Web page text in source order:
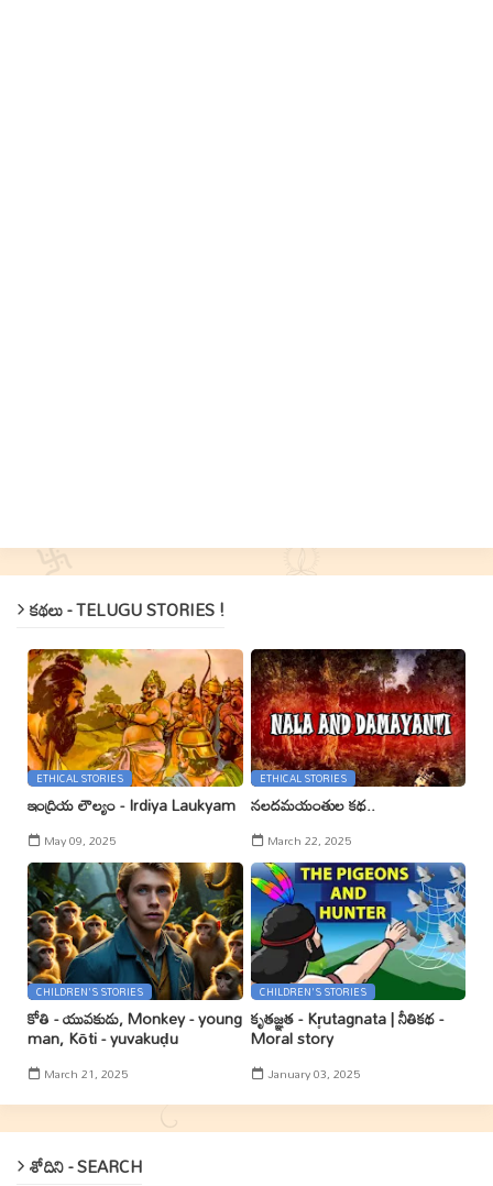
కథలు - TELUGU STORIES !
ETHICAL STORIES
ఇంద్రియ లౌల్యం - Irdiya Laukyam
May 09, 2025
ETHICAL STORIES
నలదమయంతుల కథ..
March 22, 2025
CHILDREN'S STORIES
కోతి - యువకుడు, Monkey - young
man, Kōti - yuvakuḍu
March 21, 2025
CHILDREN'S STORIES
కృతజ్ఞత - Kr̥utagnata | నీతికథ -
Moral story
January 03, 2025
శోదిని - SEARCH